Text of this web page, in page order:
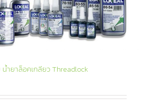
ำยาล็อคเกลียว Threadlock